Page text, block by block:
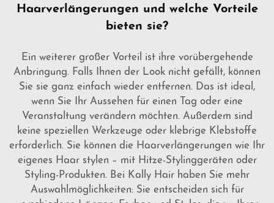
Haarverlängerungen und welche Vorteile
bieten sie?
Ein weiterer großer Vorteil ist ihre vorübergehende
Anbringung. Falls Ihnen der Look nicht gefällt, können
Sie sie ganz einfach wieder entfernen. Das ist ideal,
wenn Sie Ihr Aussehen für einen Tag oder eine
Veranstaltung verändern möchten. Außerdem sind
keine speziellen Werkzeuge oder klebrige Klebstoffe
erforderlich. Sie können die Haarverlängerungen wie Ihr
eigenes Haar stylen – mit Hitze-Stylinggeräten oder
Styling-Produkten. Bei Kally Hair haben Sie mehr
Auswahlmöglichkeiten: Sie entscheiden sich für